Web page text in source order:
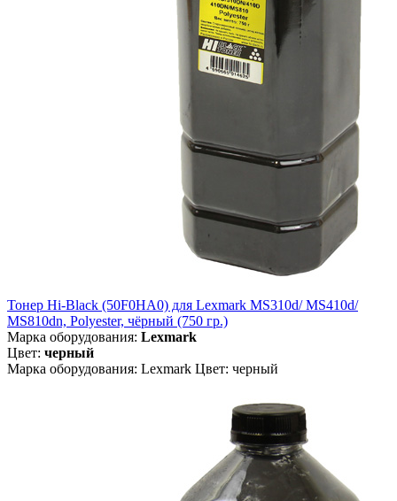
Тонер Hi-Black (50F0HA0) для Lexmark MS310d/ MS410d/
MS810dn, Polyester, чёрный (750 гр.)
Марка оборудования: Lexmark
Цвет: черный
Марка оборудования: Lexmark Цвет: черный